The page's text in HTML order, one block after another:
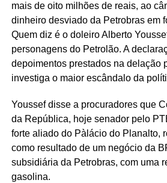
mais de oito milhões de reais, ao
dinheiro desviado da Petrobras em
Quem diz é o doleiro Alberto
personagens do Petrolão. A
depoimentos prestados na delação
investiga o maior escândalo da
Youssef disse a procuradores que
da República, hoje senador pelo
forte aliado do Pàlácio do Planalto,
como resultado de um negócio da
subsidiária da Petrobras, com uma
gasolina.